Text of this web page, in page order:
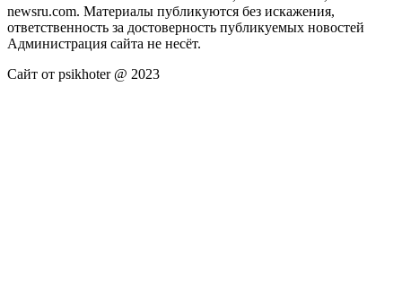
newsru.com. Материалы публикуются без искажения,
ответственность за достоверность публикуемых новостей
Администрация сайта не несёт.
Сайт от psikhoter @ 2023